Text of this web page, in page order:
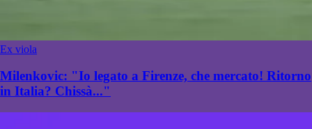
Ex viola
Milenkovic: "Io legato a Firenze, che mercato! Ritorno
in Italia? Chissà..."